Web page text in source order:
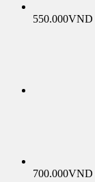
550.000VND
700.000VND